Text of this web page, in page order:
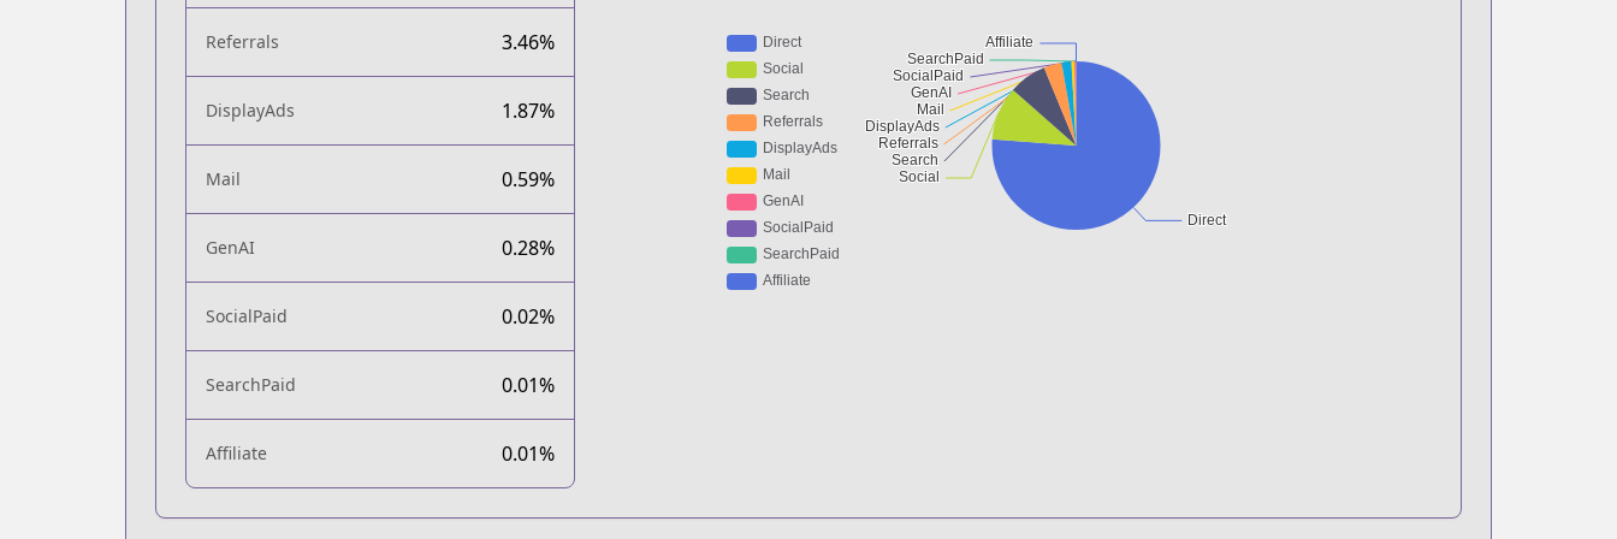
Referrals 3.46%
DisplayAds 1.87%
Mail 0.59%
GenAI 0.28%
SocialPaid 0.02%
SearchPaid 0.01%
Affiliate 0.01%